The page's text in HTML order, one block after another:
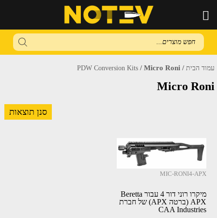
Products
search
עמוד הבית /
PDW Conversion Kits / Micro Roni
Micro Roni
סנן תוצאות
MIC-RONI4-APX
מיקרו רוני דור 4 עבור Beretta
APX (ברטה APX) של חברת
CAA Industries